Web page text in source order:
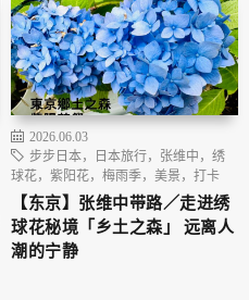
2026.06.03
步步日本，日本旅行，张维中，绣
球花，紫阳花，梅雨季，美景，打卡
【东京】张维中带路／走进绣
球花秘境「乡土之森」 远离人
潮的宁静